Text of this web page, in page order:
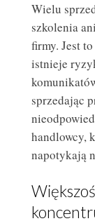
Wielu
szkolenia
firmy. Jest
istnieje
sprzedając
handlowcy,
napotykają